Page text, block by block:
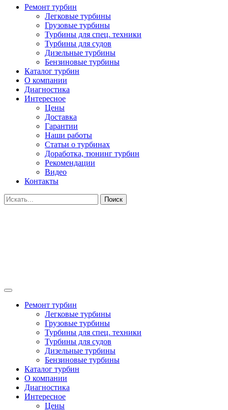
Ремонт турбин
Легковые турбины
Грузовые турбины
Турбины для спец. техники
Турбины для судов
Дизельные турбины
Бензиновые турбины
Каталог турбин
О компании
Диагностика
Интересное
Цены
Доставка
Гарантии
Наши работы
Статьи о турбинах
Доработка, тюнинг турбин
Рекомендации
Видео
Контакты
Поиск
Ремонт турбин
Легковые турбины
Грузовые турбины
Турбины для спец. техники
Турбины для судов
Дизельные турбины
Бензиновые турбины
Каталог турбин
О компании
Диагностика
Интересное
Цены